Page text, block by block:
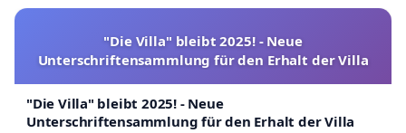
"Die Villa" bleibt 2025! - Neue
Unterschriftensammlung für den Erhalt der Villa
"Die Villa" bleibt 2025! - Neue
Unterschriftensammlung für den Erhalt der Villa